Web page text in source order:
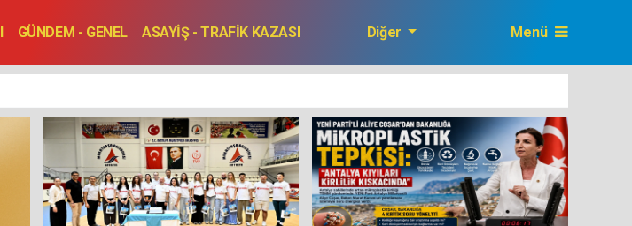
GÜNDEM - GENEL
ASAYİŞ - TRAFİK KAZASI
Diğer Menü